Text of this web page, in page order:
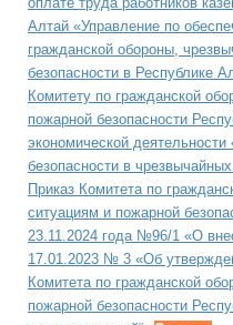
Алтай «Управление по
гражданской обороны,
безопасности в Республике
Комитету по гражданской
пожарной безопасности
экономической
безопасности в чрезвычайных
Приказ Комитета по
ситуациям и пожарной
23.11.2024 года №96/1 «О
17.01.2023 № 3 «Об
Комитета по гражданской
пожарной безопасности